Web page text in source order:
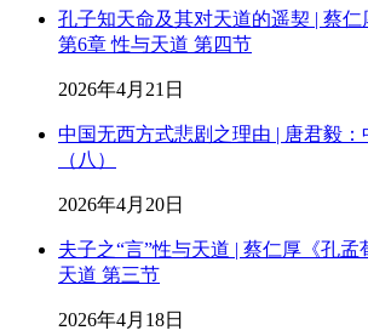
孔子知天命及其对天道的遥契 | 蔡仁
第6章 性与天道 第四节
2026年4月21日
中国无西方式悲剧之理由 | 唐君毅：
（八）
2026年4月20日
夫子之“言”性与天道 | 蔡仁厚《孔
天道 第三节
2026年4月18日